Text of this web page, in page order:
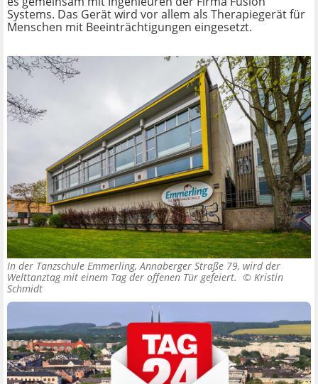
Systems. Das Gerät wird vor allem als Therapiegerät für
Menschen mit Beeinträchtigungen eingesetzt.
In der Tanzschule Emmerling, Annaberger Straße 79, wird der
Welttanztag mit einem Tag der offenen Tür gefeiert. © Kristin
Schmidt